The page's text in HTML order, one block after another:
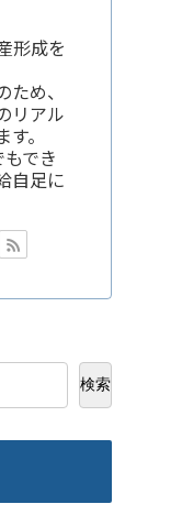
形成を
め、
リアル
。
でき
自足に
検索